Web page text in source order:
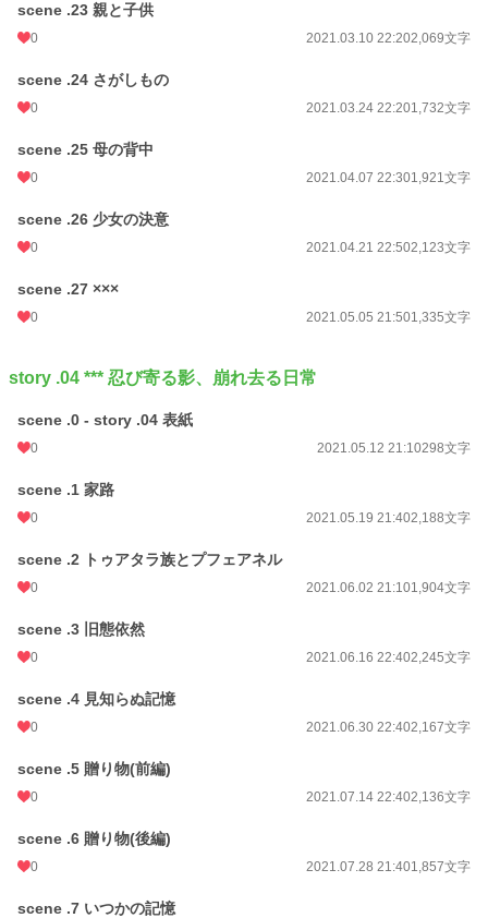
scene .23 親と子供
0 2021.03.10 22:202,069文字
scene .24 さがしもの
0 2021.03.24 22:201,732文字
scene .25 母の背中
0 2021.04.07 22:301,921文字
scene .26 少女の決意
0 2021.04.21 22:502,123文字
scene .27 ×××
0 2021.05.05 21:501,335文字
story .04 *** 忍び寄る影、崩れ去る日常
scene .0 - story .04 表紙
0 2021.05.12 21:10298文字
scene .1 家路
0 2021.05.19 21:402,188文字
scene .2 トゥアタラ族とプフェアネル
0 2021.06.02 21:101,904文字
scene .3 旧態依然
0 2021.06.16 22:402,245文字
scene .4 見知らぬ記憶
0 2021.06.30 22:402,167文字
scene .5 贈り物(前編)
0 2021.07.14 22:402,136文字
scene .6 贈り物(後編)
0 2021.07.28 21:401,857文字
scene .7 いつかの記憶